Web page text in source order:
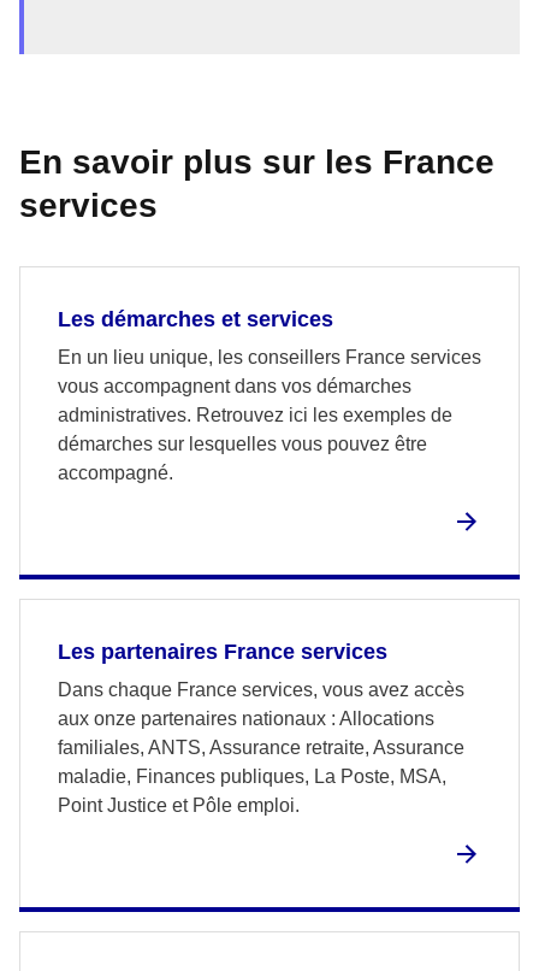
En savoir plus sur les France
services
Les démarches et services
En un lieu unique, les conseillers France services
vous accompagnent dans vos démarches
administratives. Retrouvez ici les exemples de
démarches sur lesquelles vous pouvez être
accompagné.
Les partenaires France services
Dans chaque France services, vous avez accès
aux onze partenaires nationaux : Allocations
familiales, ANTS, Assurance retraite, Assurance
maladie, Finances publiques, La Poste, MSA,
Point Justice et Pôle emploi.